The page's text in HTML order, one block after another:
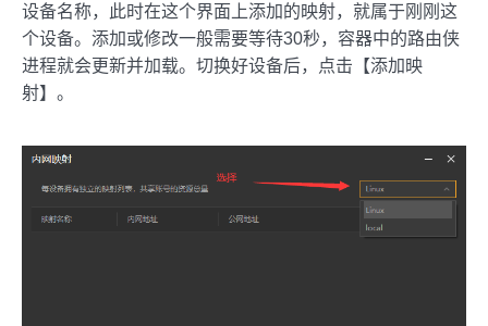
设备名称，此时在这个界面上添加的映射，就属于刚刚这
个设备。添加或修改一般需要等待30秒，容器中的路由侠
进程就会更新并加载。切换好设备后，点击【添加映
射】。